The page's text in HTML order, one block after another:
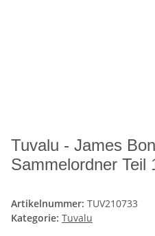
Tuvalu - James
Sammelordner Teil
Artikelnummer: TUV210733
Kategorie: Tuvalu